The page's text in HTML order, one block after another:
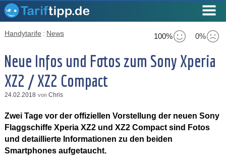
100% 0%
Handytarife : News
Neue Infos und Fotos zum Sony Xperia
XZ2 / XZ2 Compact
24.02.2018 von Chris
Zwei Tage vor der offiziellen Vorstellung der neuen Sony
Flaggschiffe Xperia XZ2 und XZ2 Compact sind Fotos
und detaillierte Informationen zu den beiden
Smartphones aufgetaucht.